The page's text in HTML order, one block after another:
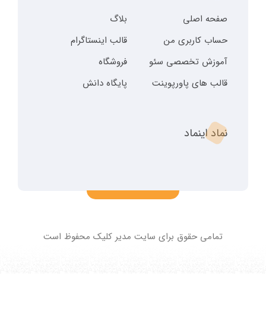
صفحه اصلی
بلاگ
حساب کاربری من
قالب اینستاگرام
آموزش تخصصی سئو
فروشگاه
قالب های پاورپوینت
پایگاه دانش
نماد اینماد
تمامی حقوق برای سایت مدیر کلیک محفوظ است